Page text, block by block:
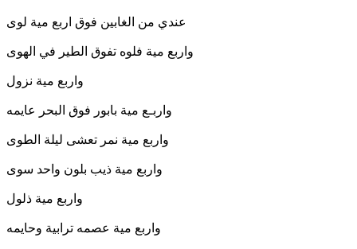
عندي من الغابين فوق اربع مية لوى
واربع مية فلوه تفوق الطير في الهوى
واربع مية نزول
واربـع مية بابور فوق البحر عايمه
واربع مية نمر تعشى ليلة الطوى
واربع مية ذيب بلون واحد سوى
واربع مية ذلول
واربع مية عصمه ترابية وحايمه